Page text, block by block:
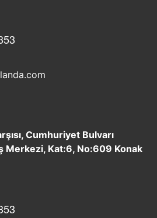
Cumhuriyet Bulvarı
Merkezi, Kat:6, No:609 Konak